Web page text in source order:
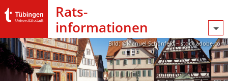
Rats­
informationen
Bild: @Manuel Schönfeld – stock.adobe.com